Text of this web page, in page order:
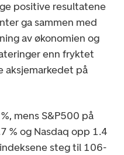
positive resultatene
ga sammen med
av økonomien og
enn fryktet
aksjemarkedet på
mens S&P500 på
% og Nasdaq opp 1.4
steg til 106-